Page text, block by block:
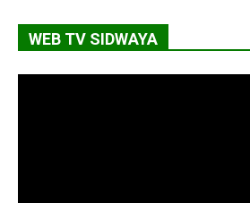
WEB TV SIDWAYA